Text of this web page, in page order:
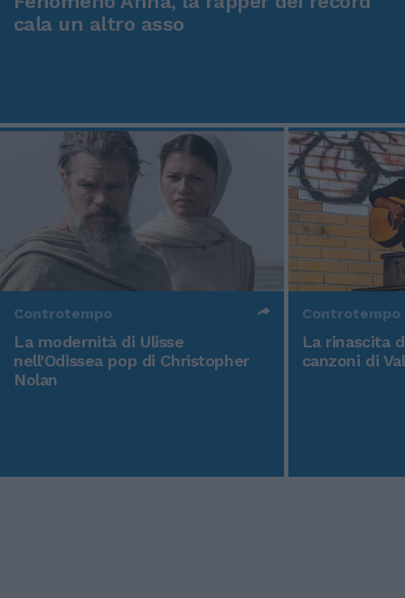
cala un altro asso
Controtempo
La modernità di Ulisse
nell'Odissea pop di Christopher
Nolan
Controtempo
La rinascita
canzoni di